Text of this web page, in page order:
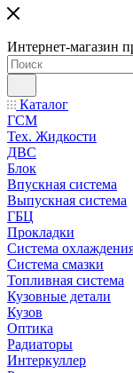
Интернет-магазин
Каталог
ГСМ
Тех. Жидкости
ДВС
Блок
Впускная система
Выпускная система
ГБЦ
Прокладки
Система
Система смазки
Топливная система
Кузовные детали
Кузов
Оптика
Радиаторы
Интеркуллер